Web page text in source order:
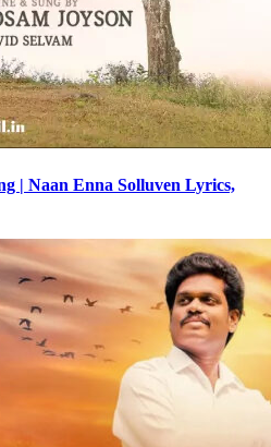
Naan Enna Solluven Lyrics,